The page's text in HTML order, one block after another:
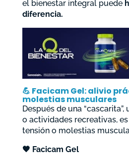
el bienestar integral puede
diferencia.
💪 Facicam Gel: alivio
molestias musculares
Después de una
o actividades recreativas,
tensión o molestias
🧡 Facicam Gel